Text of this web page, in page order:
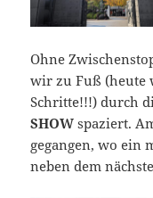
Ohne
wir zu Fuß (heute
Schritte!!!) durch
SHOW spaziert.
gegangen, wo ein
neben dem